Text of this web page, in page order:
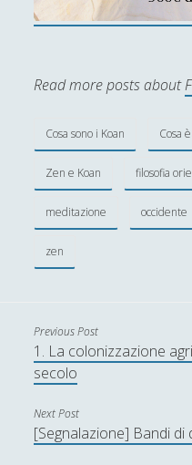
Read more posts about
Cosa sono i Koan Cosa
Zen e Koan filosofia
meditazione occidente
zen
Previous Post
1. La colonizzazione
secolo
Next Post
[Segnalazione] Bandi